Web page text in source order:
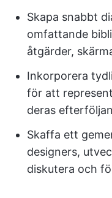
Skapa snabbt
omfattande
åtgärder,
Inkorporera
för att
deras
Skaffa ett
designers,
diskutera och